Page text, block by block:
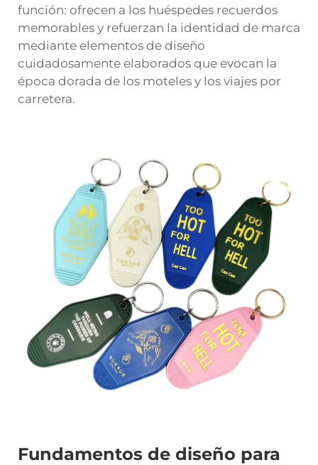
función: ofrecen a los huéspedes recuerdos
memorables y refuerzan la identidad de marca
mediante elementos de diseño
cuidadosamente elaborados que evocan la
época dorada de los moteles y los viajes por
carretera.
Fundamentos de diseño para